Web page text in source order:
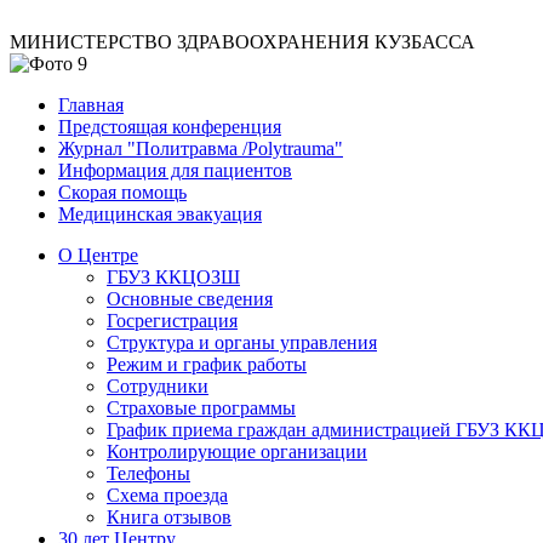
МИНИСТЕРСТВО ЗДРАВООХРАНЕНИЯ КУЗБАССА
Главная
Предстоящая конференция
Журнал "Политравма /Polytrauma"
Информация для пациентов
Скорая помощь
Медицинская эвакуация
О Центре
ГБУЗ ККЦОЗШ
Основные сведения
Госрегистрация
Структура и органы управления
Режим и график работы
Сотрудники
Страховые программы
График приема граждан администрацией ГБУЗ
Контролирующие организации
Телефоны
Схема проезда
Книга отзывов
30 лет Центру